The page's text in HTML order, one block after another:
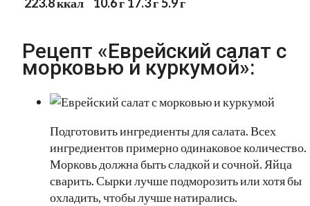
Рецепт «Еврейский салат с
морковью и куркумой»:
Подготовить ингредиенты для салата. Всех
ингредиентов примерно одинаковое количество.
Морковь должна быть сладкой и сочной. Яйца
сварить. Сырки лучше подморозить или хотя бы
охладить, чтобы лучше натирались.